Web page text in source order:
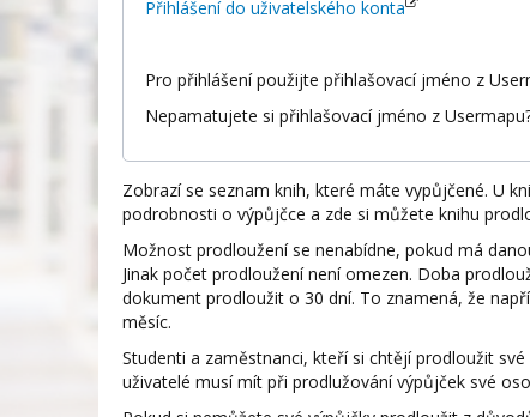
Přihlášení do uživatelského konta
Pro přihlášení použijte přihlašovací jméno z
Nepamatujete si přihlašovací jméno z
Zobrazí se seznam knih, které máte vypůjčené. U
podrobnosti o výpůjčce a zde si můžete knihu
Možnost prodloužení se nenabídne, pokud má
Jinak počet prodloužení není omezen. Doba
dokument prodloužit o 30 dní. To znamená, že
měsíc.
Studenti a zaměstnanci, kteří si chtějí prodloužit
uživatelé musí mít při prodlužování výpůjček své